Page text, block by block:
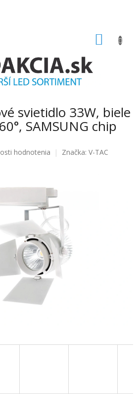
svietidlo 33W, biele
SAMSUNG chip
hodnotenia Značka: V-TAC